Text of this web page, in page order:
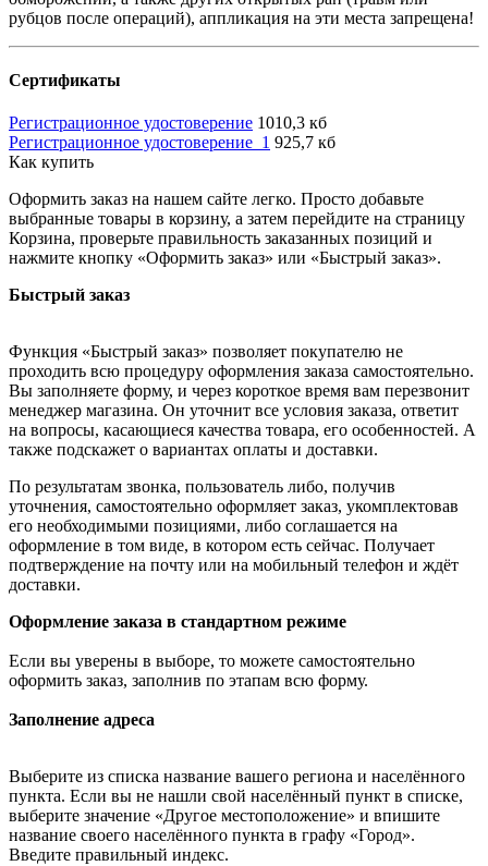
рубцов после операций), аппликация на эти места запрещена!
Сертификаты
Регистрационное удостоверение 1010,3 кб
Регистрационное удостоверение_1 925,7 кб
Как купить
Оформить заказ на нашем сайте легко. Просто добавьте
выбранные товары в корзину, а затем перейдите на страницу
Корзина, проверьте правильность заказанных позиций и
нажмите кнопку «Оформить заказ» или «Быстрый заказ».
Быстрый заказ
Функция «Быстрый заказ» позволяет покупателю не
проходить всю процедуру оформления заказа самостоятельно.
Вы заполняете форму, и через короткое время вам перезвонит
менеджер магазина. Он уточнит все условия заказа, ответит
на вопросы, касающиеся качества товара, его особенностей. А
также подскажет о вариантах оплаты и доставки.
По результатам звонка, пользователь либо, получив
уточнения, самостоятельно оформляет заказ, укомплектовав
его необходимыми позициями, либо соглашается на
оформление в том виде, в котором есть сейчас. Получает
подтверждение на почту или на мобильный телефон и ждёт
доставки.
Оформление заказа в стандартном режиме
Если вы уверены в выборе, то можете самостоятельно
оформить заказ, заполнив по этапам всю форму.
Заполнение адреса
Выберите из списка название вашего региона и населённого
пункта. Если вы не нашли свой населённый пункт в списке,
выберите значение «Другое местоположение» и впишите
название своего населённого пункта в графу «Город».
Введите правильный индекс.